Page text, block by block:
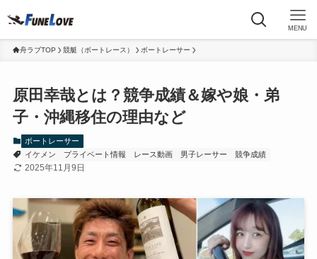
MENU
舟ラブTOP 競艇（ボートレース） ボートレーサー
原田幸哉とは？競争成績＆嫁や娘・弟
子・沖縄移住の理由など
ボートレーサー
イケメン
プライベート情報 レース動画 男子レーサー 競争成績
2025年11月9日